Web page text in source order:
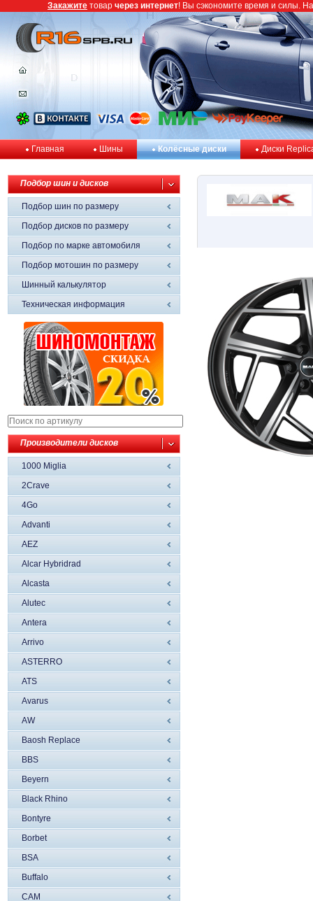
Главная Шины Колёсные диски Диски
Подбор шин и дисков
Подбор шин по размеру
Подбор дисков по размеру
Подбор по марке автомобиля
Подбор мотошин по размеру
Шинный калькулятор
Техническая информация
Производители дисков
1000 Miglia
2Crave
4Go
Advanti
AEZ
Alcar Hybridrad
Alcasta
Alutec
Antera
Arrivo
ASTERRO
ATS
Avarus
AW
Baosh Replace
BBS
Beyern
Black Rhino
Bontyre
Borbet
BSA
Buffalo
CAM
Закажите товар через интернет! Вы сэкономите время и силы.